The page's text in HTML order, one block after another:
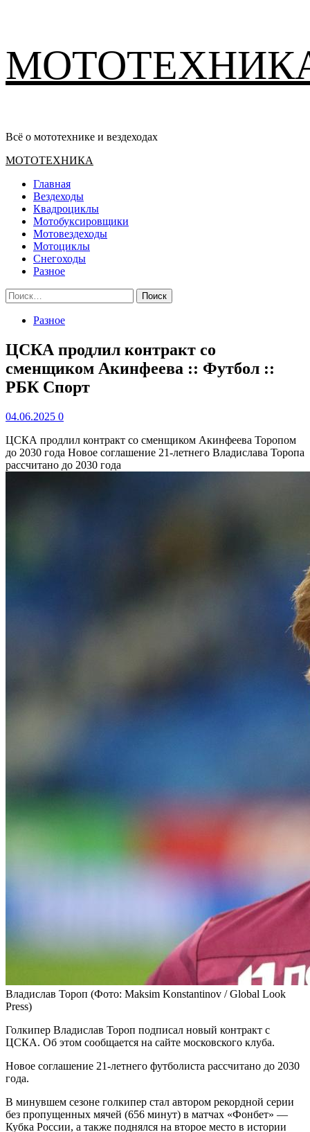
содержимому
Всё о мототехнике и вездеходах
Основное
МОТОТЕХНИКА
Главная
Вездеходы
Квадроциклы
Мотобуксировщики
Мотовездеходы
Мотоциклы
Снегоходы
Разное
Найти:
Разное
ЦСКА продлил контракт со
сменщиком Акинфеева :: Футбол ::
РБК Спорт
04.06.2025 0
ЦСКА продлил контракт со сменщиком Акинфеева Торопом
до 2030 года Новое соглашение 21-летнего Владислава Торопа
рассчитано до 2030 года
Владислав Тороп (Фото: Maksim Konstantinov / Global Look
Press)
Голкипер Владислав Тороп подписал новый контракт с
ЦСКА. Об этом сообщается на сайте московского клуба.
Новое соглашение 21-летнего футболиста рассчитано до 2030
года.
В минувшем сезоне голкипер стал автором рекордной серии
без пропущенных мячей (656 минут) в матчах «Фонбет» —
Кубка России, а также поднялся на второе место в истории